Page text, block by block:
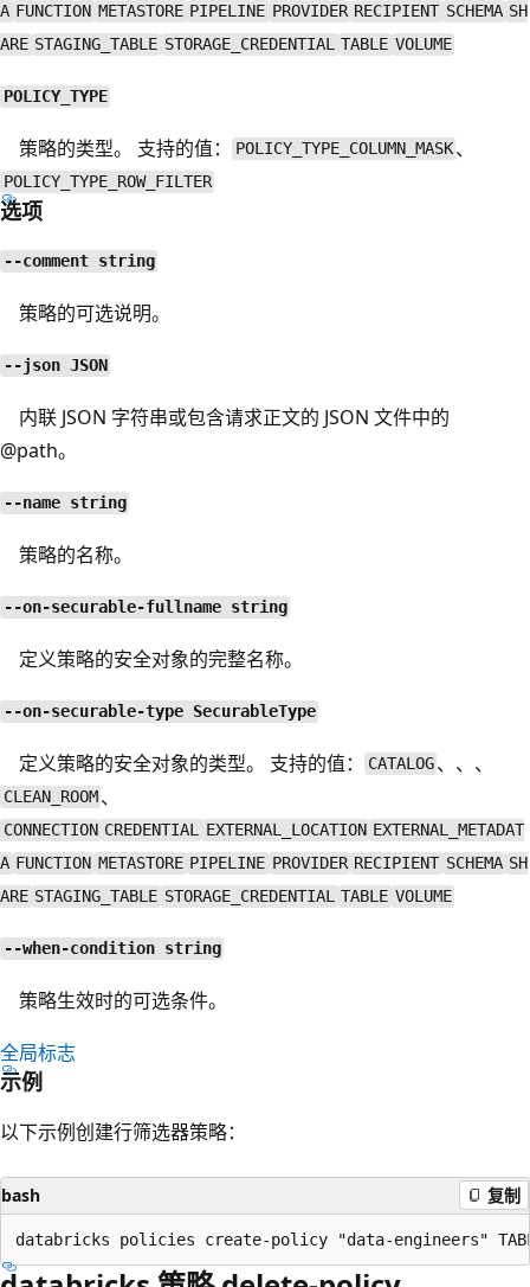
A FUNCTION METASTORE PIPELINE PROVIDER RECIPIENT SCHEMA SH
ARE STAGING_TABLE STORAGE_CREDENTIAL TABLE VOLUME
POLICY_TYPE
策略的类型。 支持的值： POLICY_TYPE_COLUMN_MASK 、
POLICY_TYPE_ROW_FILTER
选项
--comment string
策略的可选说明。
--json JSON
内联 JSON 字符串或包含请求正文的 JSON 文件中的
@path。
--name string
策略的名称。
--on-securable-fullname string
定义策略的安全对象的完整名称。
--on-securable-type SecurableType
定义策略的安全对象的类型。 支持的值： CATALOG 、、、
CLEAN_ROOM 、
CONNECTION CREDENTIAL EXTERNAL_LOCATION EXTERNAL_METADAT
A FUNCTION METASTORE PIPELINE PROVIDER RECIPIENT SCHEMA SH
ARE STAGING_TABLE STORAGE_CREDENTIAL TABLE VOLUME
--when-condition string
策略生效时的可选条件。
全局标志
示例
以下示例创建行筛选器策略：
bash 复制